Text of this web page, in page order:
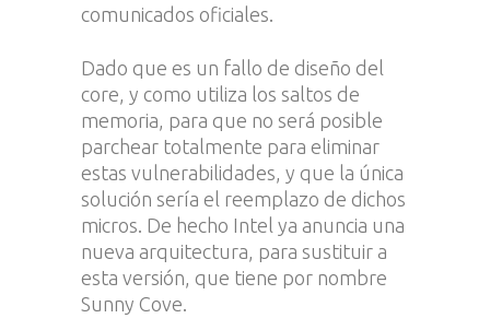
comunicados oficiales.
Dado que es un fallo de diseño del
core, y como utiliza los saltos de
memoria, para que no será posible
parchear totalmente para eliminar
estas vulnerabilidades, y que la única
solución sería el reemplazo de dichos
micros. De hecho Intel ya anuncia una
nueva arquitectura, para sustituir a
esta versión, que tiene por nombre
Sunny Cove.